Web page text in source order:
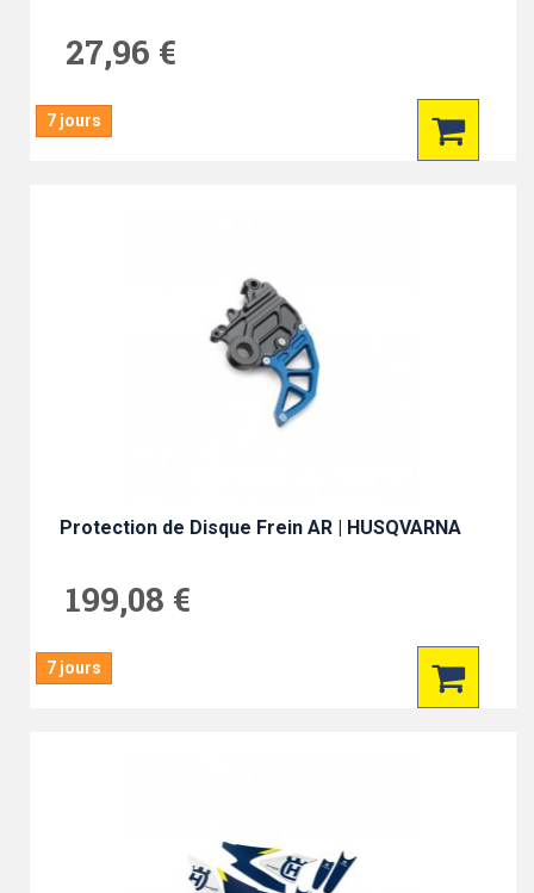
27,96 €
7 jours
Protection de Disque Frein AR | HUSQVARNA
199,08 €
7 jours